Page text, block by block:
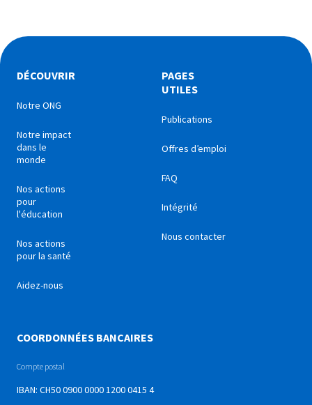
DÉCOUVRIR
Notre ONG
Notre impact
dans le
monde
Nos actions
pour
l'éducation
Nos actions
pour la santé
Aidez-nous
PAGES
UTILES
Publications
Offres d’emploi
FAQ
Intégrité
Nous contacter
COORDONNÉES BANCAIRES
Compte postal
IBAN: CH50 0900 0000 1200 0415 4